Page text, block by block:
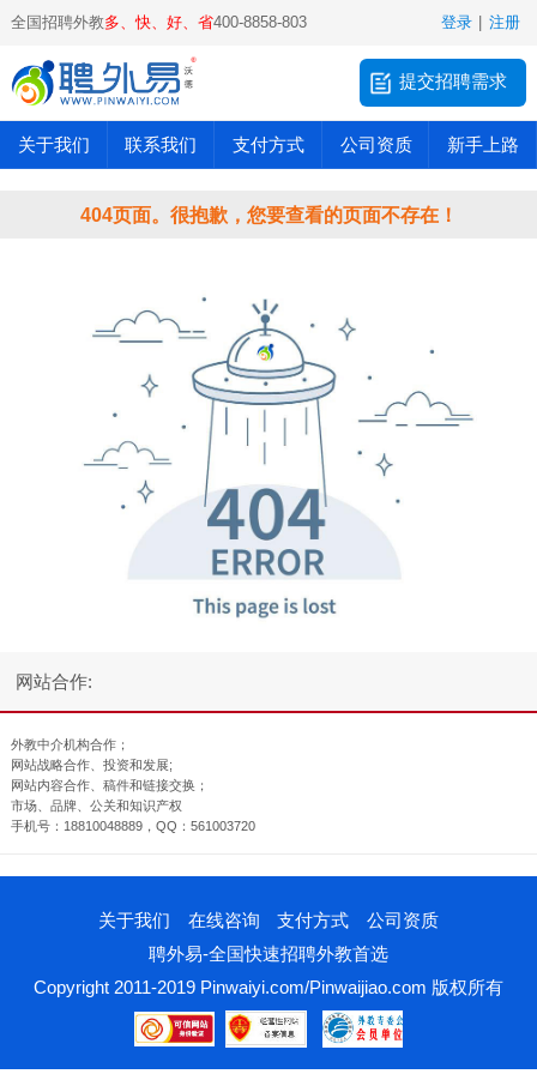
全国招聘外教多、快、好、省400-8858-803 登录 注册
提交招聘需求
关于我们 联系我们 支付方式 公司资质 新手上路
404页面。很抱歉，您要查看的页面不存在！
网站合作:
外教中介机构合作；
网站战略合作、投资和发展;
网站内容合作、稿件和链接交换；
市场、品牌、公关和知识产权
手机号：18810048889，QQ：561003720
关于我们 在线咨询 支付方式
公司资质
聘外易-全国快速招聘外教首选
Copyright 2011-2019 Pinwaiyi.com/Pinwaijiao.com 版权所有